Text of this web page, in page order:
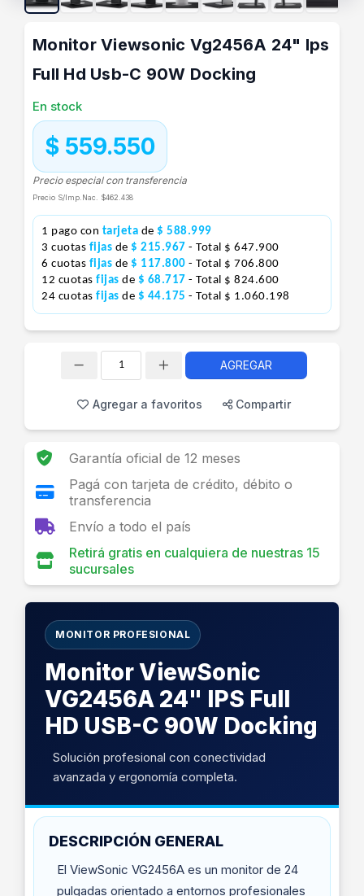
Monitor Viewsonic Vg2456A 24" Ips
Full Hd Usb-C 90W Docking
En stock
$ 559.550
Precio especial con transferencia
Precio S/Imp.Nac. $462.438
1 pago con tarjeta de $ 588.999
3 cuotas fijas de $ 215.967 - Total $ 647.900
6 cuotas fijas de $ 117.800 - Total $ 706.800
12 cuotas fijas de $ 68.717 - Total $ 824.600
24 cuotas fijas de $ 44.175 - Total $ 1.060.198
AGREGAR
Agregar a favoritos Compartir
Garantía oficial de 12 meses
Pagá con tarjeta de crédito, débito o
transferencia
Envío a todo el país
Retirá gratis en cualquiera de nuestras 15
sucursales
MONITOR PROFESIONAL
Monitor ViewSonic
VG2456A 24" IPS Full
HD USB-C 90W Docking
Solución profesional con conectividad
avanzada y ergonomía completa.
DESCRIPCIÓN GENERAL
El ViewSonic VG2456A es un monitor de 24
pulgadas orientado a entornos profesionales